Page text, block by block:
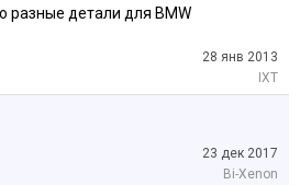
разные детали для BMW
28 янв 2013
IXT
23 дек 2017
Bi-Xenon